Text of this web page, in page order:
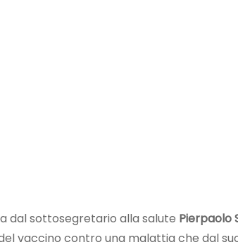
dal sottosegretario alla salute Pierpaolo
vaccino contro una malattia che dal